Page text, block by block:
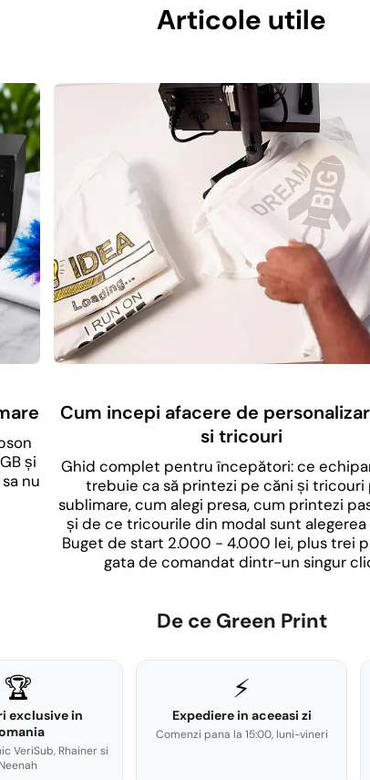
Articole utile
și
nu
Cum incepi afacere de
si tricouri
Ghid complet pentru începători: ce
trebuie ca să printezi pe căni și tricouri
sublimare, cum alegi presa, cum printezi
și de ce tricourile din modal sunt alegerea
Buget de start 2.000 - 4.000 lei, plus trei
gata de comandat dintr-un singur
De ce Green Print
🏆
exclusive in
VeriSub, Rhainer si
Neenah
⚡
Expediere in aceeasi zi
Comenzi pana la 15:00, luni-vineri